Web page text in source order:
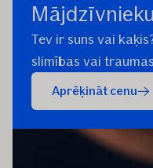
Tev ir suns vai
slimības vai
Aprēķināt cenu